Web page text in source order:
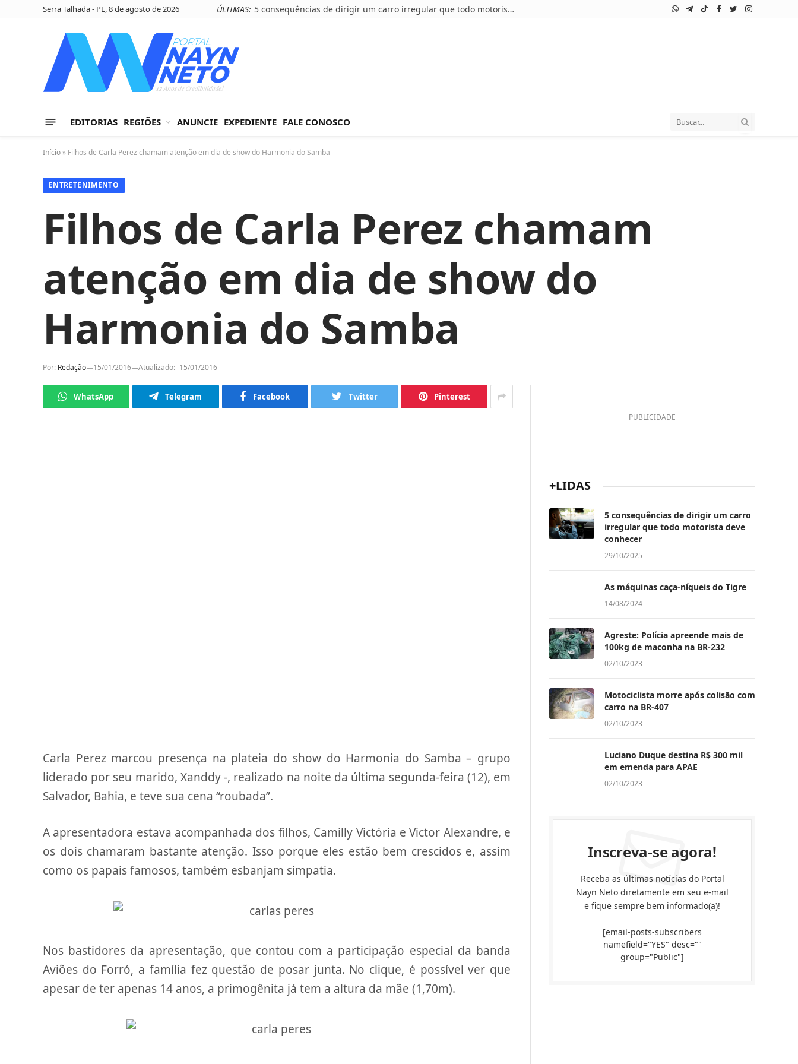
Serra Talhada - PE, 8 de agosto de 2026 ÚLTIMAS: 5 consequências de dirigir um carro irregular que todo motorista deve conhecer WhatsApp
Telegram
TikTokFacebook
TwitterInstagram
EDITORIAS REGIÕES ANUNCIE EXPEDIENTE FALE CONOSCO
Início » Filhos de Carla Perez chamam atenção em dia de show do Harmonia do Samba
ENTRETENIMENTO
Filhos de Carla Perez chamam
atenção em dia de show do
Harmonia do Samba
Por: Redação 15/01/2016 Atualizado: 15/01/2016
WhatsApp Telegram Facebook Twitter Pinterest
Carla Perez marcou presença na plateia do show do Harmonia do Samba – grupo
liderado por seu marido, Xanddy -, realizado na noite da última segunda-feira (12), em
Salvador, Bahia, e teve sua cena “roubada”.
A apresentadora estava acompanhada dos filhos, Camilly Victória e Victor Alexandre, e
os dois chamaram bastante atenção. Isso porque eles estão bem crescidos e, assim
como os papais famosos, também esbanjam simpatia.
Nos bastidores da apresentação, que contou com a participação especial da banda
Aviões do Forró, a família fez questão de posar junta. No clique, é possível ver que
apesar de ter apenas 14 anos, a primogênita já tem a altura da mãe (1,70m).
PUBLICIDADE
+LIDAS
5 consequências de dirigir um carro
irregular que todo motorista deve
conhecer
29/10/2025
As máquinas caça-níqueis do Tigre
14/08/2024
Agreste: Polícia apreende mais de
100kg de maconha na BR-232
02/10/2023
Motociclista morre após colisão com
carro na BR-407
02/10/2023
Luciano Duque destina R$ 300 mil
em emenda para APAE
02/10/2023
Inscreva-se agora!
Receba as últimas notícias do Portal
Nayn Neto diretamente em seu e-mail
e fique sempre bem informado(a)!
[email-posts-subscribers
namefield="YES" desc=""
group="Public"]